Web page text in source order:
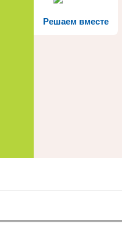
Решаем вместе